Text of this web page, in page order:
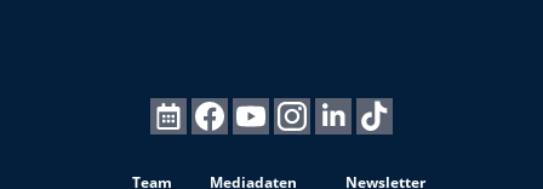
Team Mediadaten Newsletter